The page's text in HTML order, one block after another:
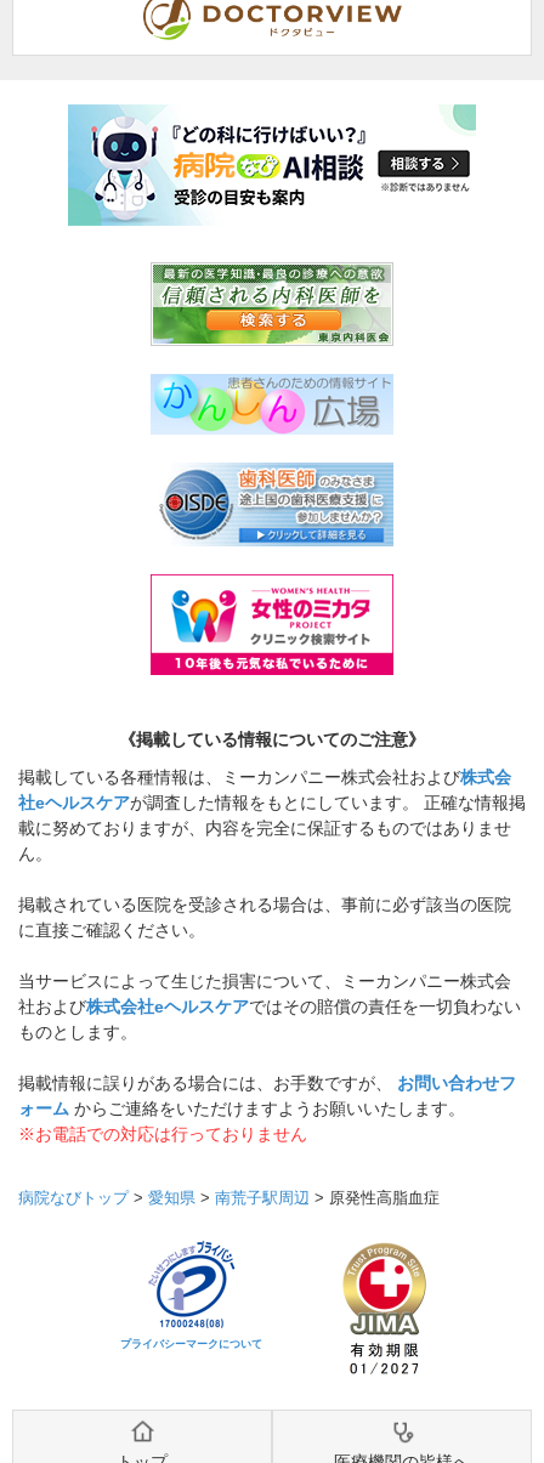
《掲載している情報についてのご注意》
掲載している各種情報は、ミーカンパニー株式会社および株式会
社eヘルスケアが調査した情報をもとにしています。 正確な情報掲
載に努めておりますが、内容を完全に保証するものではありませ
ん。
掲載されている医院を受診される場合は、事前に必ず該当の医院
に直接ご確認ください。
当サービスによって生じた損害について、ミーカンパニー株式会
社および株式会社eヘルスケアではその賠償の責任を一切負わない
ものとします。
掲載情報に誤りがある場合には、お手数ですが、 お問い合わせフ
ォーム からご連絡をいただけますようお願いいたします。
※お電話での対応は行っておりません
病院なびトップ> 愛知県 > 南荒子駅周辺 > 原発性高脂血症
プライバシーマークについて